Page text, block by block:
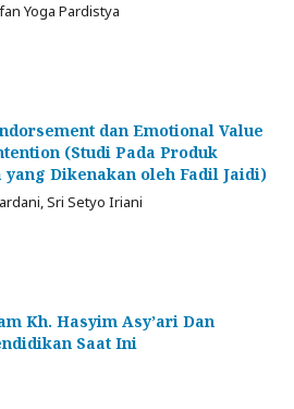
Yoga Pardistya
dan Emotional Value
(Studi Pada Produk
yang Dikenakan oleh Fadil Jaidi)
Sri Setyo Iriani
Kh. Hasyim Asy’ari Dan
Saat Ini